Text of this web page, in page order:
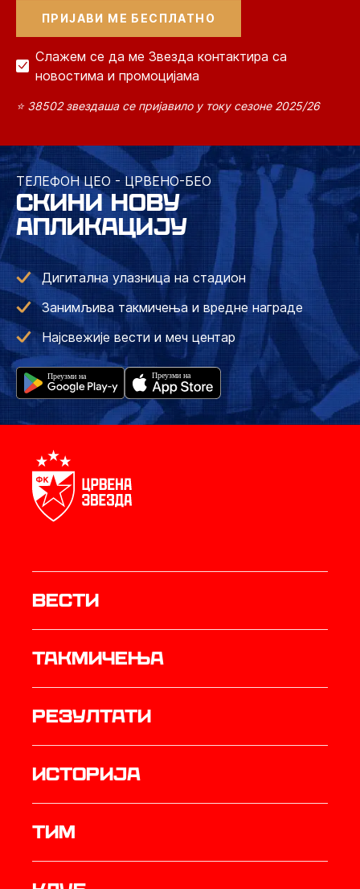
Слажем се да ме Звезда контактира са
новостима и промоцијама
⭐ 38502 звездаша се пријавило у току сезоне 2025/26
ТЕЛЕФОН ЦЕО - ЦРВЕНО-БЕО
СКИНИ НОВУ
АПЛИКАЦИЈУ
Дигитална улазница на стадион
Занимљива такмичења и вредне награде
Најсвежије вести и меч центар
Вести
Такмичења
резултати
историја
ТИМ